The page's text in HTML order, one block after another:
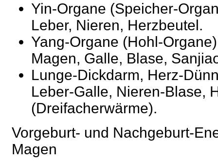
Yin-Organe (Speicher-
Leber, Nieren, Herzbeutel.
Yang-Organe (Hohl-
Magen, Galle, Blase,
Lunge-Dickdarm, Herz-
Leber-Galle, Nieren-Blase,
(Dreifacherwärme).
Vorgeburt- und Nachgeburt-
Magen